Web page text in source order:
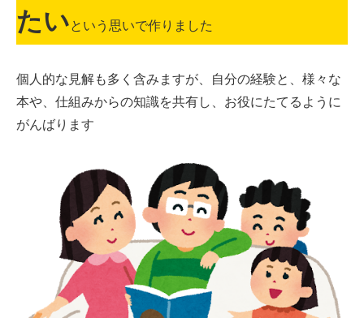
たいという思いで作りました
個人的な見解も多く含みますが、自分の経験と、様々な
本や、仕組みからの知識を共有し、お役にたてるように
がんばります